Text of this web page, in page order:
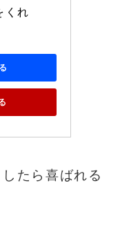
くれ
たら喜ばれる